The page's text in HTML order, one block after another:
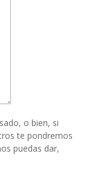
o bien, si
te pondremos
puedas dar,